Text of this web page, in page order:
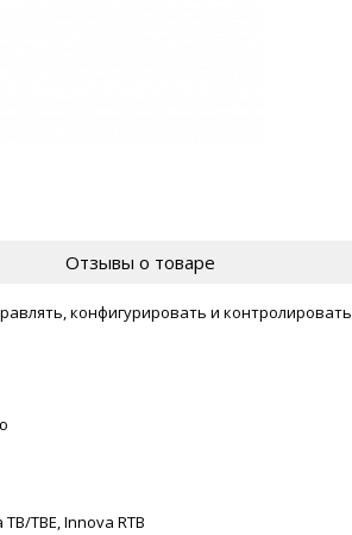
Отзывы о товаре
конфигурировать и контролировать
TBE, Innova RTB